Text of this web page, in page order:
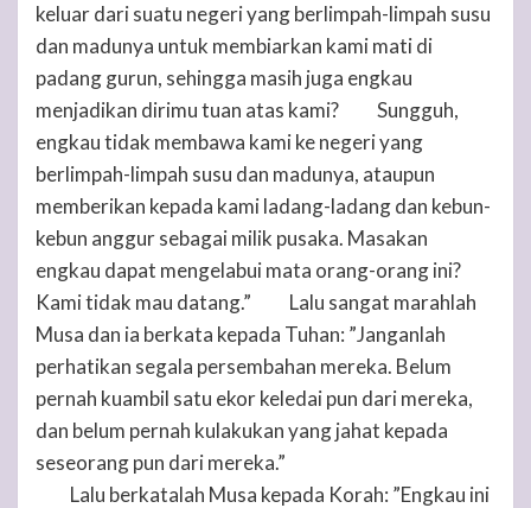
keluar dari suatu negeri yang berlimpah-limpah susu
dan madunya untuk membiarkan kami mati di
padang gurun, sehingga masih juga engkau
menjadikan dirimu tuan atas kami?
Sungguh,
engkau tidak membawa kami ke negeri yang
berlimpah-limpah susu dan madunya, ataupun
memberikan kepada kami ladang-ladang dan kebun-
kebun anggur sebagai milik pusaka. Masakan
engkau dapat mengelabui mata orang-orang ini?
Kami tidak mau datang.”
Lalu sangat marahlah
Musa dan ia berkata kepada Tuhan: ”Janganlah
perhatikan segala persembahan mereka. Belum
pernah kuambil satu ekor keledai pun dari mereka,
dan belum pernah kulakukan yang jahat kepada
seseorang pun dari mereka.”
Lalu berkatalah Musa kepada Korah: ”Engkau ini